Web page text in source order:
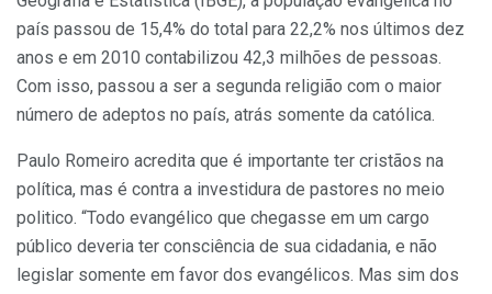
país passou de 15,4% do total para 22,2% nos últimos dez
anos e em 2010 contabilizou 42,3 milhões de pessoas.
Com isso, passou a ser a segunda religião com o maior
número de adeptos no país, atrás somente da católica.
Paulo Romeiro acredita que é importante ter cristãos na
política, mas é contra a investidura de pastores no meio
politico. “Todo evangélico que chegasse em um cargo
público deveria ter consciência de sua cidadania, e não
legislar somente em favor dos evangélicos. Mas sim dos